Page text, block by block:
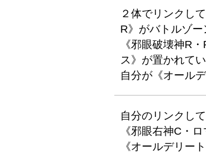
２体でリンクし
R》がバトルゾー
《邪眼破壊神R
ス》が置かれてい
自分が《オール
自分のリンクし
《邪眼右神C・
《オールデリー